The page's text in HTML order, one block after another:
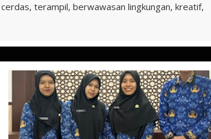
terampil, berwawasan lingkungan, kreatif,